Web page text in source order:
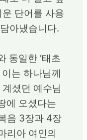
단어를 사용
아냈습니다.
동일한 ‘태초
는 하나님께
셨던 예수님
에 오셨다는
음 3장과 4장
리아 여인의